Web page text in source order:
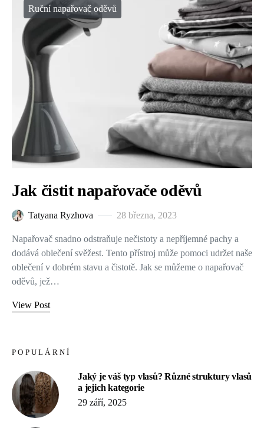
Ruční napařovač oděvů
Jak čistit napařovače oděvů
Tatyana Ryzhova 28 března, 2023
Napařovač snadno odstraňuje nečistoty a nepříjemné pachy a
dodává oblečení svěžest. Tento přístroj může pomoci udržet naše
oblečení v dobrém stavu a čistotě. Jak se můžeme o napařovač
oděvů, jež…
View Post
POPULÁRNÍ
Jaký je váš typ vlasů? Různé struktury vlasů
a jejich kategorie
29 září, 2025